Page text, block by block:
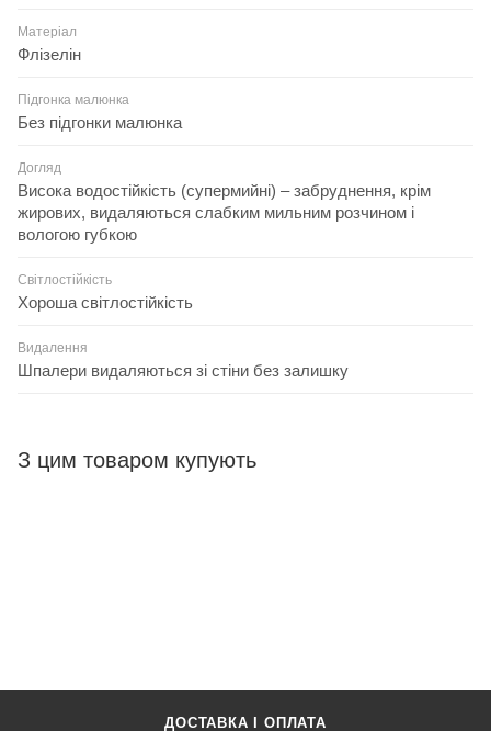
Матеріал
Флізелін
Підгонка малюнка
Без підгонки малюнка
Догляд
Висока водостійкість (супермийні) – забруднення, крім
жирових, видаляються слабким мильним розчином і
вологою губкою
Світлостійкість
Хороша світлостійкість
Видалення
Шпалери видаляються зі стіни без залишку
З цим товаром купують
ДОСТАВКА І ОПЛАТА